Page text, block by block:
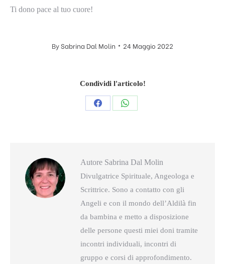
Ti dono pace al tuo cuore!
BySabrina Dal Molin 24 Maggio 2022
Condividi l'articolo!
CondividiCondividi
Autore Sabrina Dal Molin
Divulgatrice Spirituale, Angeologa e
Scrittrice. Sono a contatto con gli
Angeli e con il mondo dell’Aldilà fin
da bambina e metto a disposizione
delle persone questi miei doni tramite
incontri individuali, incontri di
gruppo e corsi di approfondimento.